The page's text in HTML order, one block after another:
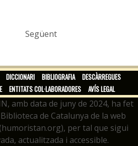
Següent
DICCIONARI BIBLIOGRAFIA
DESCÀRREGUES
ENTITATS COL·LABORADORES AVÍS LEGAL
amb data de juny de 2024, ha fet
de Catalunya de la web
per tal que sigui
actualitzada i accessible.